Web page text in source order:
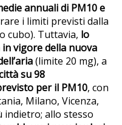
annuali di PM10 e
i limiti previsti dalla
cubo). Tuttavia, lo
vigore della nuova
(limite 20 mg), a
su 98
per il PM10, con
Milano, Vicenza,
indietro; allo stesso